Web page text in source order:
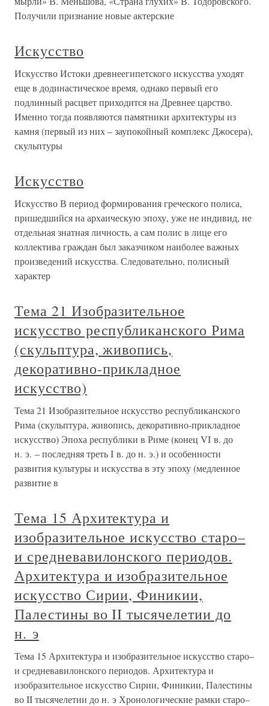
Получили признание новые актерские
Искусство
Искусство Истоки древнеегипетского искусства уходят
еще в додинастическое время, однако первый его
подлинный расцвет приходится на Древнее царство.
Именно тогда появляются памятники архитектуры из
камня (первый из них – заупокойный комплекс Джосера),
скульптуры
Искусство
Искусство В период формирования греческого полиса,
пришедшийся на архаическую эпоху, уже не индивид, не
отдельная знатная личность, а сам полис в лице его
коллектива граждан был заказчиком наиболее важных
произведений искусства. Следовательно, полисный
характер
Тема 21 Изобразительное
искусство республиканского Рима
(скульптура, живопись,
декоративно-прикладное
искусство)
Тема 21 Изобразительное искусство республиканского
Рима (скульптура, живопись, декоративно-прикладное
искусство) Эпоха республики в Риме (конец VI в. до
н. э. – последняя треть I в. до н. э.) и особенности
развития культуры и искусства в эту эпоху (медленное
развитие в
Тема 15 Архитектура и
изобразительное искусство старо–
и средневавилонского периодов.
Архитектура и изобразительное
искусство Сирии, Финикии,
Палестины во II тысячелетии до
н. э
Тема 15 Архитектура и изобразительное искусство старо–
и средневавилонского периодов. Архитектура и
изобразительное искусство Сирии, Финикии, Палестины
во II тысячелетии до н. э Хронологические рамки старо–